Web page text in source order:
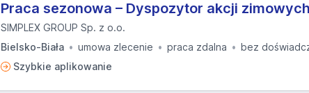
Praca sezonowa – Dyspozytor akcji zimowych
SIMPLEX GROUP Sp. z o.o.
Bielsko-Biała
umowa zlecenie praca zdalna
bez
Szybkie aplikowanie